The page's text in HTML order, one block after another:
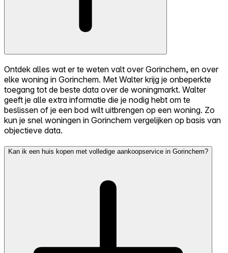
Ontdek alles wat er te weten valt over Gorinchem, en over
elke woning in Gorinchem. Met Walter krijg je onbeperkte
toegang tot de beste data over de woningmarkt. Walter
geeft je alle extra informatie die je nodig hebt om te
beslissen of je een bod wilt uitbrengen op een woning. Zo
kun je snel woningen in Gorinchem vergelijken op basis van
objectieve data.
Kan ik een huis kopen met volledige aankoopservice in Gorinchem?